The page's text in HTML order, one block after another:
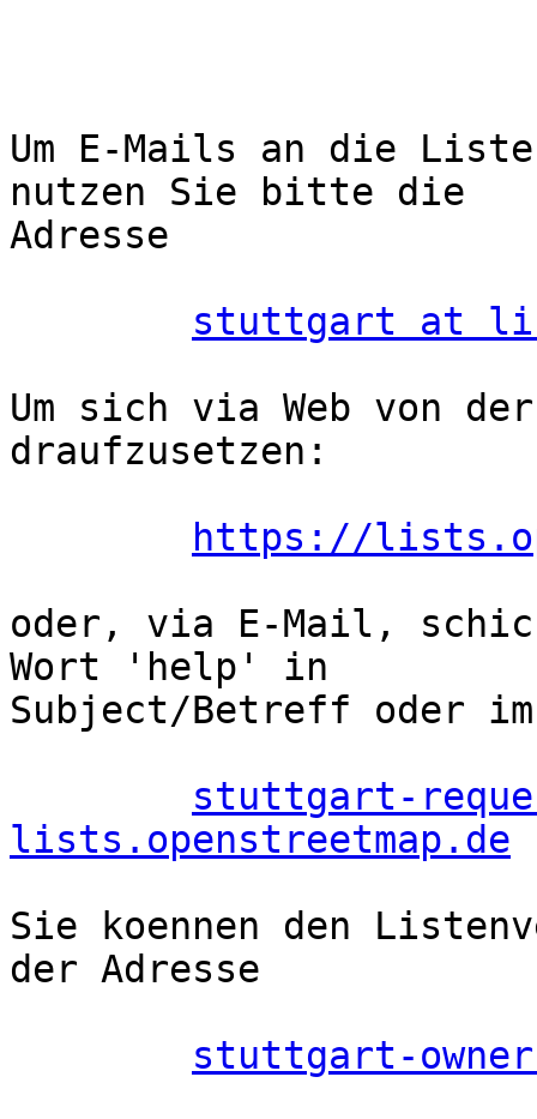
Um E-Mails an die
nutzen Sie bitte die
Adresse
stuttgart at
Um sich via Web von
draufzusetzen:
https://
oder, via E-Mail,
Wort 'help' in
Subject/Betreff oder
stuttgart-
lists.openstreetmap.de
Sie koennen den
der Adresse
stuttgart-